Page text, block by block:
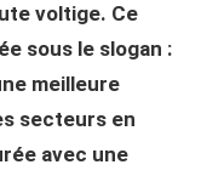
voltige. Ce
sous le slogan :
meilleure
secteurs en
avec une